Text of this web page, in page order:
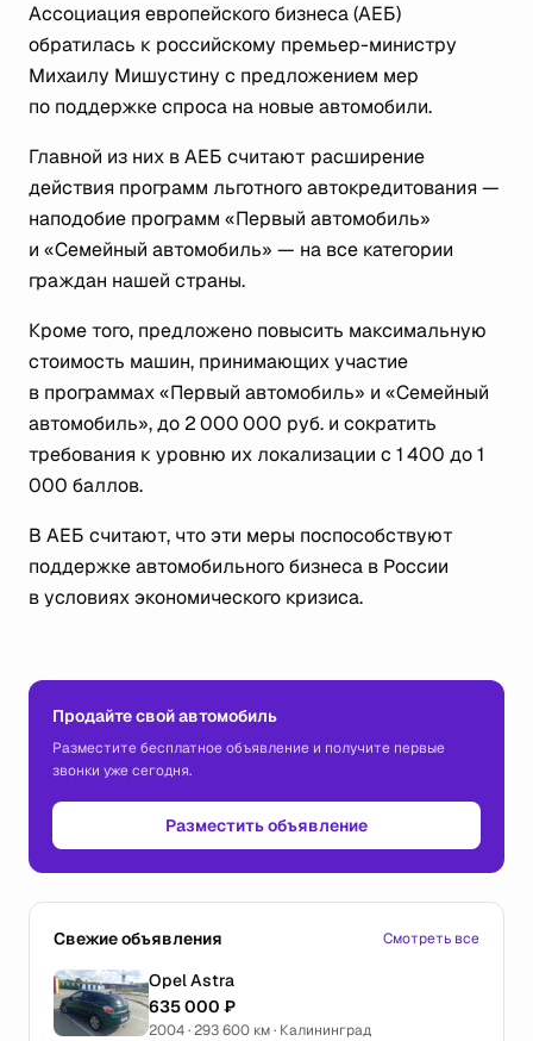
Ассоциация европейского бизнеса (АЕБ)
обратилась к российскому премьер-министру
Михаилу Мишустину с предложением мер
по поддержке спроса на новые автомобили.
Главной из них в АЕБ считают расширение
действия программ льготного автокредитования —
наподобие программ «Первый автомобиль»
и «Семейный автомобиль» — на все категории
граждан нашей страны.
Кроме того, предложено повысить максимальную
стоимость машин, принимающих участие
в программах «Первый автомобиль» и «Семейный
автомобиль», до 2 000 000 руб. и сократить
требования к уровню их локализации с 1 400 до 1
000 баллов.
В АЕБ считают, что эти меры поспособствуют
поддержке автомобильного бизнеса в России
в условиях экономического кризиса.
Продайте свой автомобиль
Разместите бесплатное объявление и получите первые
звонки уже сегодня.
Разместить объявление
Свежие объявления Смотреть все
Opel Astra
635 000 ₽
2004 · 293 600 км · Калининград